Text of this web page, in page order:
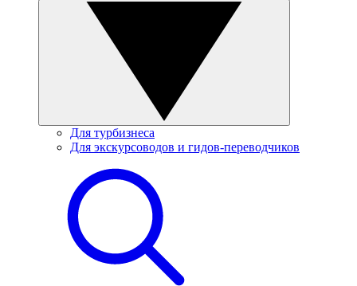
Для турбизнеса
Для экскурсоводов и гидов-переводчиков